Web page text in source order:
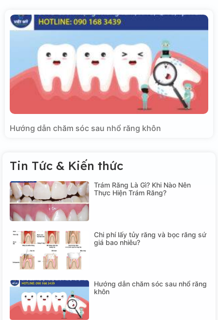
Hướng dẫn chăm sóc sau nhổ răng khôn
Tin Tức & Kiến thức
Trám Răng Là Gì? Khi Nào Nên
Thực Hiện Trám Răng?
Chi phí lấy tủy răng và bọc răng sứ
giá bao nhiêu?
Hướng dẫn chăm sóc sau nhổ răng
khôn